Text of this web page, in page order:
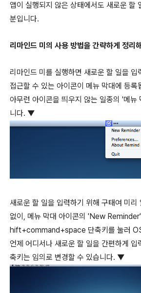
앱이 실행되지 않은 상태에서도 새로운 할
분입니다.
리마인드 미의 사용 방법을 간략하게 정리
리마인드 미를 실행하면 새로운 할 일을 입
접근할 수 있는 아이콘이 메뉴 막대에 등
아무런 아이콘을 띄우지 않는 일종의 '메뉴
니다. ▼
새로운 할 일을 입력하기 위해 구태여 미리
없이, 메뉴 막대 아이콘의 'New
hift+command+space 단축키를 눌러
언제 어디서나 새로운 할 일을 간편하게
축키는 임의로 변경할 수 있습니다. ▼